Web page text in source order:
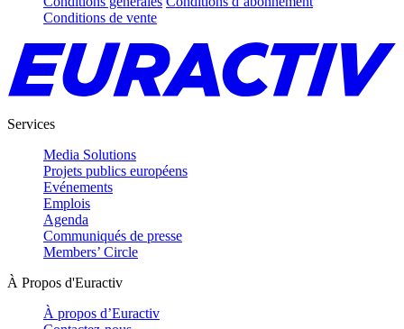
Conditions de vente
Services
Media Solutions
Projets publics européens
Evénements
Emplois
Agenda
Communiqués de presse
Members’ Circle
À Propos d'Euractiv
À propos d’Euractiv